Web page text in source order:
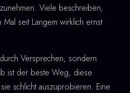
Viele beschreiben,
seit Langem wirklich ernst
Versprechen, sondern
ist der beste Weg, diese
schlicht auszuprobieren. Eine